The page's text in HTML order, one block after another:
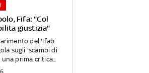
Fifa: "Col
giustizia"
dell'Ifab
sugli 'scambi di
prima critica...